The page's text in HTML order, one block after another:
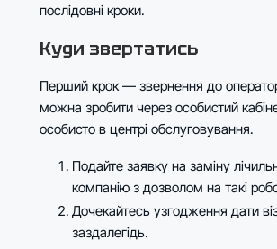
послідовні кроки.
Куди звертатись
Перший крок — звернення до
можна зробити через особистий
особисто в центрі обслуговування.
Подайте заявку на заміну
компанію з дозволом на такі
Дочекайтесь узгодження дати
заздалегідь.